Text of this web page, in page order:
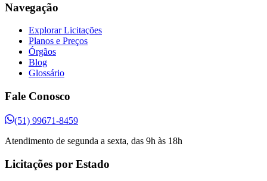
Navegação
Explorar Licitações
Planos e Preços
Órgãos
Blog
Glossário
Fale Conosco
(51) 99671-8459
Atendimento de segunda a sexta, das 9h às 18h
Licitações por Estado